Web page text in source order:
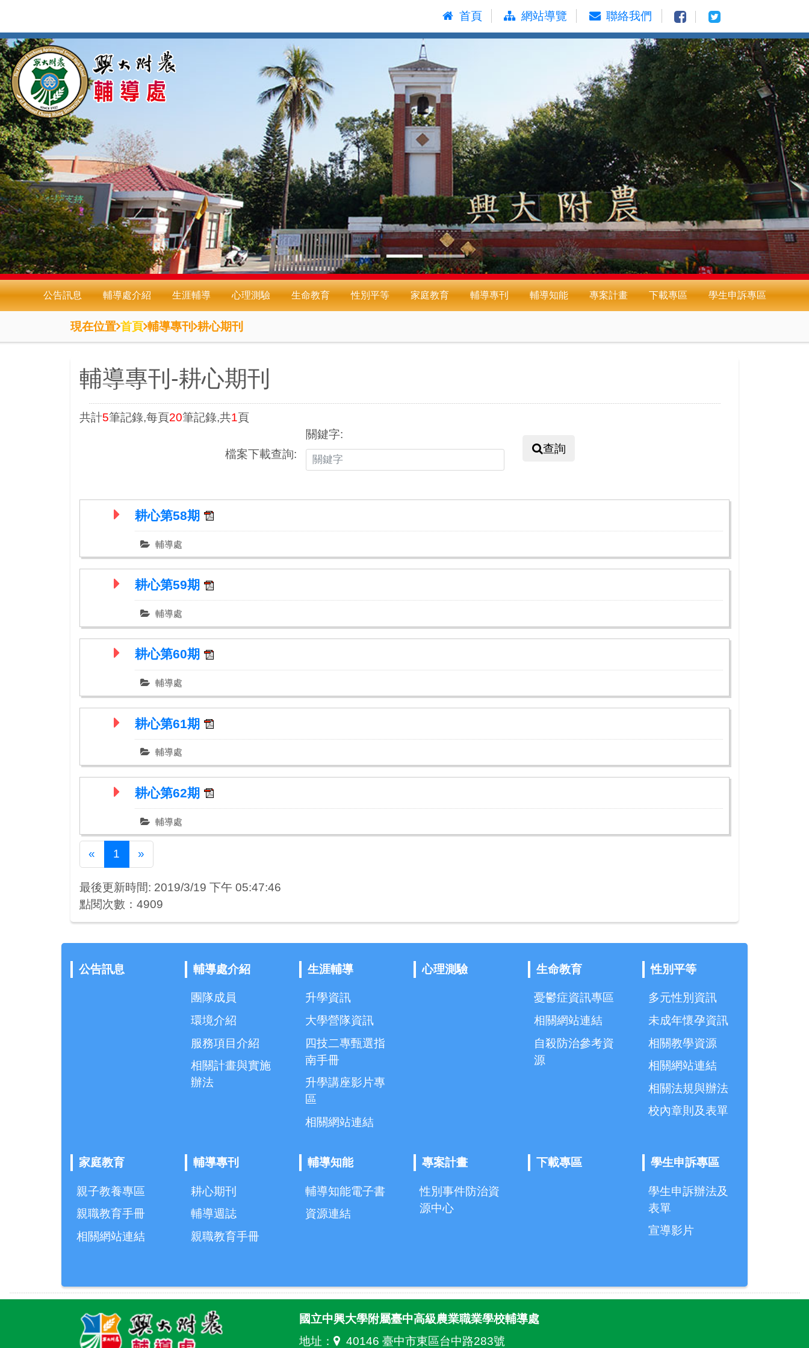
到
主
要
內
容
區
首頁 網站導覽 聯絡我們
公告訊息 輔導處介紹 生涯輔導 心理測驗 生命教育 性別平等 家庭教育 輔導專刊 輔導知能 專案計畫 下載專區 學生申訴專區
現在位置 首頁 輔導專刊 耕心期刊
輔導專刊-耕心期刊
共計5筆記錄,每頁20筆記錄,共1頁
檔案下載查詢:
關鍵字:
查詢
耕心第58期
輔導處
耕心第59期
輔導處
耕心第60期
輔導處
耕心第61期
輔導處
耕心第62期
輔導處
« Previous
1 »Next
最後更新時間: 2019/3/19 下午 05:47:46
點閱次數：4909
公告訊息 輔導處介紹
團隊成員
環境介紹
服務項目介紹
相關計畫與實施
辦法
生涯輔導
升學資訊
大學營隊資訊
四技二專甄選指
南手冊
升學講座影片專
區
相關網站連結
心理測驗 生命教育
憂鬱症資訊專區
相關網站連結
自殺防治參考資
源
性別平等
多元性別資訊
未成年懷孕資訊
相關教學資源
相關網站連結
相關法規與辦法
校內章則及表單
家庭教育
親子教養專區
親職教育手冊
相關網站連結
輔導專刊
耕心期刊
輔導週誌
親職教育手冊
輔導知能
輔導知能電子書
資源連結
專案計畫
性別事件防治資
源中心
下載專區 學生申訴專區
學生申訴辦法及
表單
宣導影片
國立中興大學附屬臺中高級農業職業學校輔導處
地址：
40146 臺中市東區台中路283號